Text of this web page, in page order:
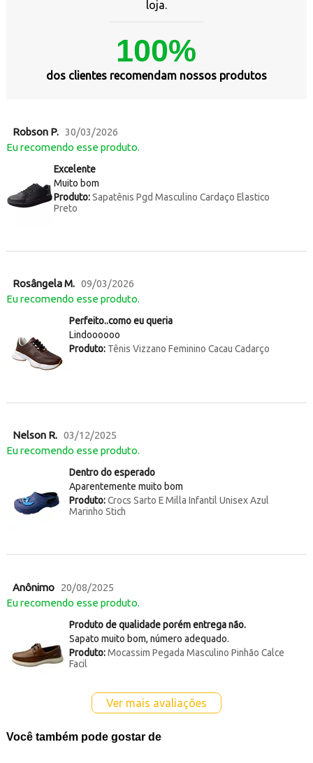
loja.
100%
dos clientes recomendam nossos produtos
Robson P. 30/03/2026
Eu recomendo esse produto.
Excelente
Muito bom
Produto:Sapatênis Pgd Masculino Cardaço Elastico
Preto
Rosângela M. 09/03/2026
Eu recomendo esse produto.
Perfeito..como eu queria
Lindoooooo
Produto:Tênis Vizzano Feminino Cacau Cadarço
Nelson R. 03/12/2025
Eu recomendo esse produto.
Dentro do esperado
Aparentemente muito bom
Produto:Crocs Sarto E Milla Infantil Unisex Azul
Marinho Stich
Anônimo 20/08/2025
Eu recomendo esse produto.
Produto de qualidade porém entrega não.
Sapato muito bom, número adequado.
Produto:Mocassim Pegada Masculino Pinhão Calce
Facil
Ver mais avaliações
Você também pode gostar de